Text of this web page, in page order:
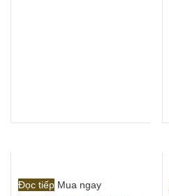
Đọc tiếp Mua ngay